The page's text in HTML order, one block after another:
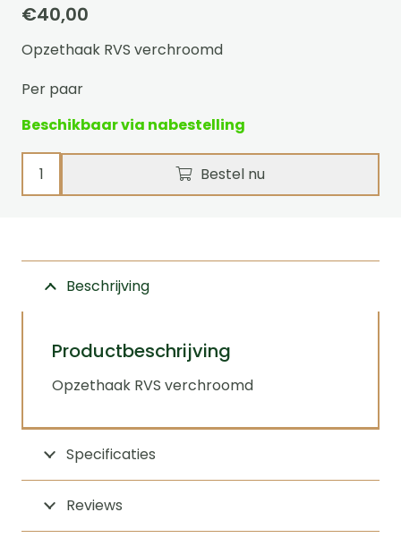
€40,00
Opzethaak RVS verchroomd
Per paar
Beschikbaar via nabestelling
Opzethaak
zesspan
Bestel nu
Beschrijving
Productbeschrijving
Opzethaak RVS verchroomd
Specificaties
Reviews